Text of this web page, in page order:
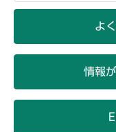
よ
情報